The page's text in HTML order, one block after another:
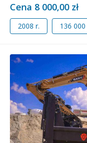
Cena 8 000,00 zł
2008 r. 136